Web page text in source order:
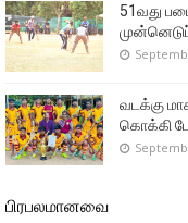
51வது
வடக்கு
கொக்கி
பிரபலமானவை